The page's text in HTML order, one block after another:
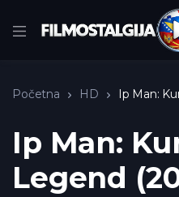
Početna HD Ip Man:
Ip Man:
Legend